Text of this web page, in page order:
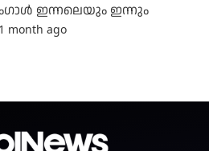
ഇന്നലെയും ഇന്നും
1 month ago